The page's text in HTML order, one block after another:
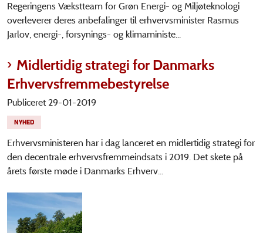
Regeringens Vækstteam for Grøn Energi- og Miljøteknologi
overleverer deres anbefalinger til erhvervsminister Rasmus
Jarlov, energi-, forsynings- og klimaministe...
Midlertidig strategi for Danmarks
Erhvervsfremmebestyrelse
Publiceret 29-01-2019
NYHED
Erhvervsministeren har i dag lanceret en midlertidig strategi for
den decentrale erhvervsfremmeindsats i 2019. Det skete på
årets første møde i Danmarks Erhverv...